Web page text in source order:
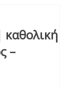
καθολική
–